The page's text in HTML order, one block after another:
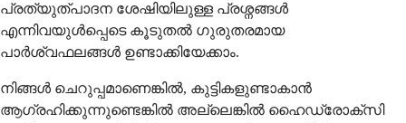
പ്രത്യുത്പാദന ശേഷിയിലുള്ള പ്രശ്നങ്ങൾ
എന്നിവയുൾപ്പെടെ കൂടുതൽ ഗുരുതരമായ
പാർശ്വഫലങ്ങൾ ഉണ്ടാക്കിയേക്കാം.
നിങ്ങൾ ചെറുപ്പമാണെങ്കിൽ, കുട്ടികളുണ്ടാകാൻ
ആഗ്രഹിക്കുന്നുണ്ടെങ്കിൽ അല്ലെങ്കിൽ ഹൈഡ്രോക്സി